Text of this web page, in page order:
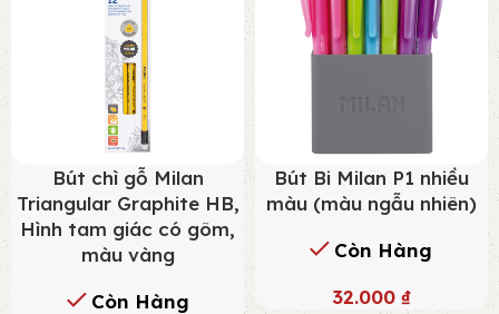
Bút chì gỗ Milan
Triangular Graphite HB,
Hình tam giác có gôm,
màu vàng
Còn Hàng
Bút Bi Milan P1 nhiều
màu (màu ngẫu nhiên)
Còn Hàng
32.000 ₫